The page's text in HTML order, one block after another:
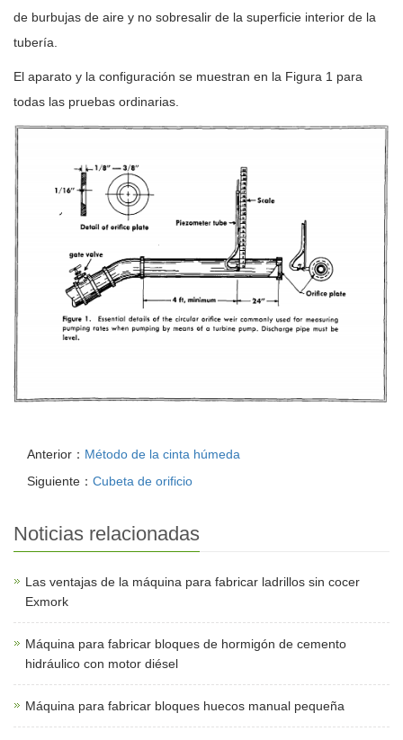
de burbujas de aire y no sobresalir de la superficie interior de la
tubería.
El aparato y la configuración se muestran en la Figura 1 para
todas las pruebas ordinarias.
Anterior： Método de la cinta húmeda
Siguiente： Cubeta de orificio
Noticias relacionadas
Las ventajas de la máquina para fabricar ladrillos sin cocer
Exmork
Máquina para fabricar bloques de hormigón de cemento
hidráulico con motor diésel
Máquina para fabricar bloques huecos manual pequeña